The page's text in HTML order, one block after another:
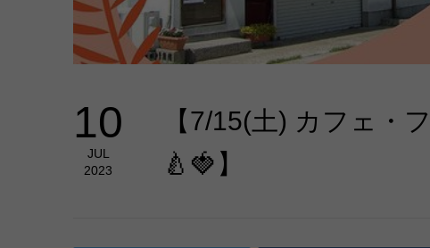
10
JUL
2023
【7/15(土) カフェ・
🍐🍓】